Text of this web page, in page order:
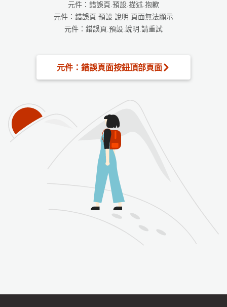
元件：錯誤頁.預設.描述.抱歉
元件：錯誤頁.預設.說明.頁面無法顯示
元件：錯誤頁.預設.說明.請重試
元件：錯誤頁面按鈕頂部頁面